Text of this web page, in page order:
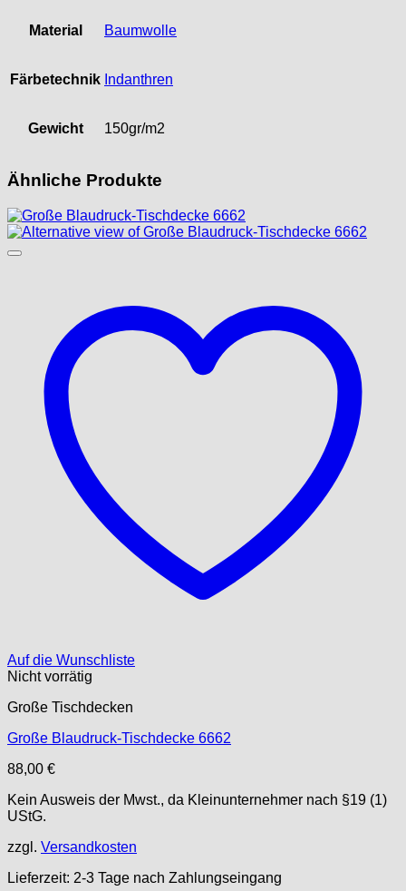
Material Baumwolle
Färbetechnik Indanthren
Gewicht 150gr/m2
Ähnliche Produkte
Auf die Wunschliste
Nicht vorrätig
Große Tischdecken
Große Blaudruck-Tischdecke 6662
88,00 €
Kein Ausweis der Mwst., da Kleinunternehmer nach §19 (1)
UStG.
zzgl. Versandkosten
Lieferzeit: 2-3 Tage nach Zahlungseingang